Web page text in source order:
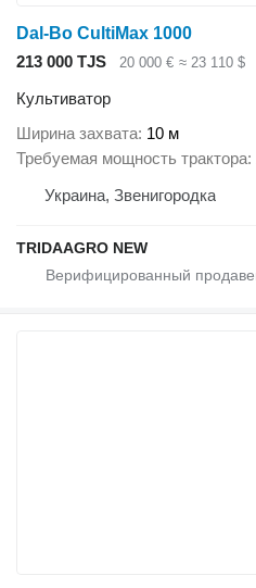
Dal-Bo CultiMax 1000
213 000 TJS
20 000 € ≈ 23 110 $
Культиватор
Ширина захвата 10 м
Требуемая мощность трактора
Украина, Звенигородка
TRIDAAGRO NEW